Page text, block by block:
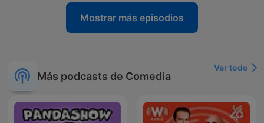
Mostrar más episodios
Más podcasts de Comedia
Ver todo